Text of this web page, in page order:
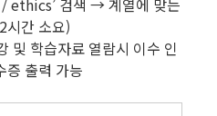
ethics’ 검색 → 계열에 맞는
간 소요)
및 학습자료 열람시 이수 인
증 출력 가능